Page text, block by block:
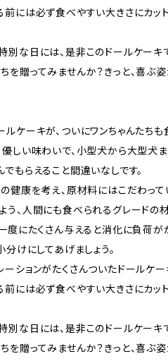
前には必ず食べやすい大きさにカッ
別な日には、是非このドールケーキ
を贈ってみませんか？きっと、喜ぶ
ルケーキが、ついにワンちゃんたちも
優しい味わいで、小型犬から大型犬ま
もらえること間違いなしです。
の健康を考え、原材料にはこだわって
う、人間にも食べられるグレードの
一度にたくさん与えると消化に負荷が
分けにしてあげましょう。
ーションがたくさんついたドールケー
前には必ず食べやすい大きさにカッ
別な日には、是非このドールケーキ
を贈ってみませんか？きっと、喜ぶ